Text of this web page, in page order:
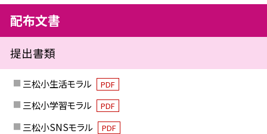
配布文書
提出書類
三松小生活モラル PDF
三松小学習モラル PDF
三松小SNSモラル PDF